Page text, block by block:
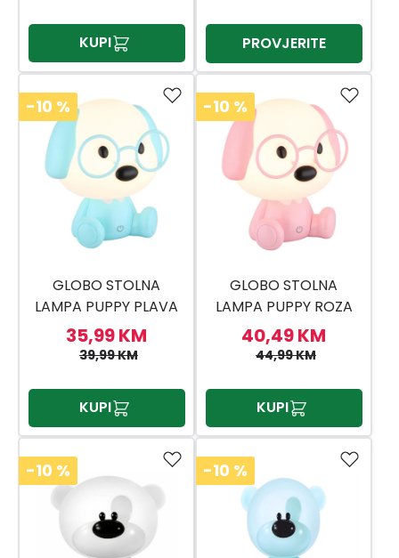
KUPI PROVJERITE
-10 %
GLOBO STOLNA
LAMPA PUPPY PLAVA
35,99 KM
39,99 KM
KUPI
-10 %
GLOBO STOLNA
LAMPA PUPPY ROZA
40,49 KM
44,99 KM
KUPI
-10 % -10 %